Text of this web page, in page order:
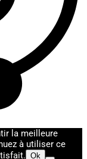
la meilleure
à utiliser ce
Ok